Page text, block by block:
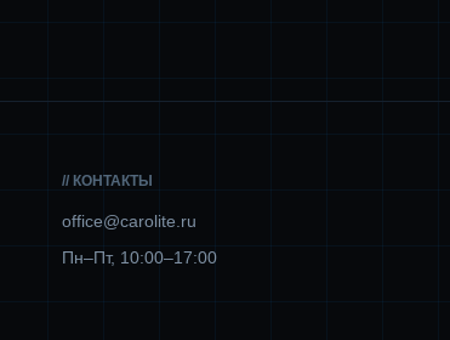
// КОНТАКТЫ
office@carolite.ru
Пн–Пт, 10:00–17:00